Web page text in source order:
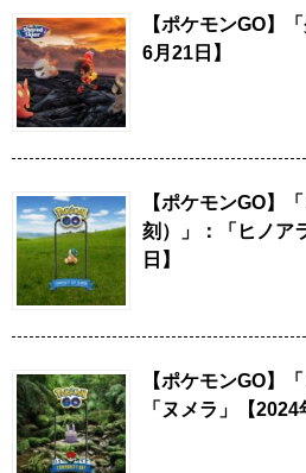
【ポケモンGO】
6月21日】
【ポケモンGO】
刻）」：「ヒノア
日】
【ポケモンGO】
「ヌメラ」【2024